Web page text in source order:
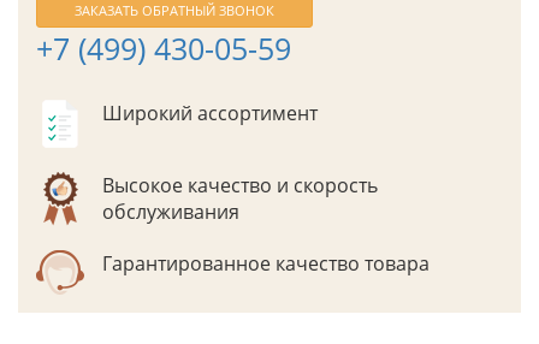
ЗАКАЗАТЬ ОБРАТНЫЙ ЗВОНОК
+7 (499) 430-05-59
Широкий ассортимент
Высокое качество и скорость
обслуживания
Гарантированное качество товара